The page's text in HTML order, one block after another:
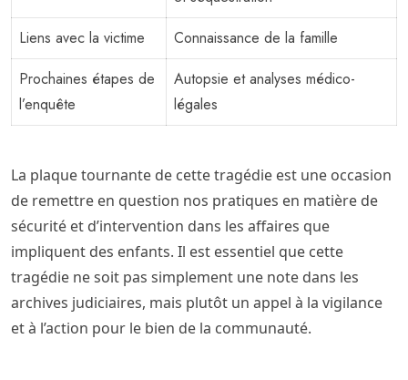
Liens avec la victime
Connaissance de la famille
Prochaines étapes de
l’enquête
Autopsie et analyses médico-
légales
La plaque tournante de cette tragédie est une occasion
de remettre en question nos pratiques en matière de
sécurité et d’intervention dans les affaires que
impliquent des enfants. Il est essentiel que cette
tragédie ne soit pas simplement une note dans les
archives judiciaires, mais plutôt un appel à la vigilance
et à l’action pour le bien de la communauté.